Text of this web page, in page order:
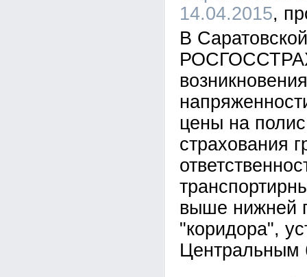
14.04.2015
В
цены на полис
страхования
выше нижней
"коридора",
Центральным